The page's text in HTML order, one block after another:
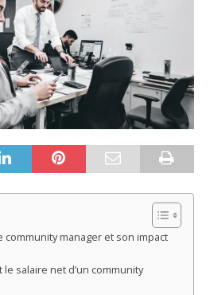
community manager et son impact
salaire net d’un community